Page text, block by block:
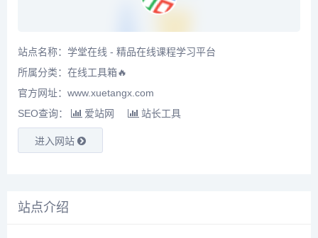
站点名称：学堂在线 - 精品在线课程学习平台
所属分类： 在线工具箱🔥
官方网址：www.xuetangx.com
SEO查询：
爱站网 站长工具
进入网站
站点介绍